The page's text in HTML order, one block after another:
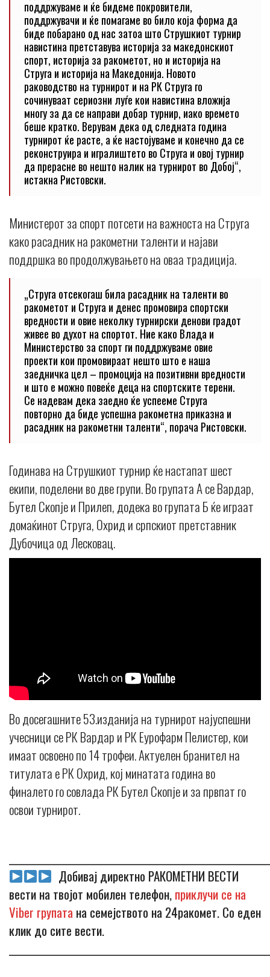
поддржуваме и ќе бидеме покровители,
поддржувачи и ќе помагаме во било која форма да
биде побарано од нас затоа што Струшкиот турнир
навистина претставува историја за македонскиот
спорт, историја за ракометот, но и историја на
Струга и историја на Македонија. Новото
раководство на турнирот и на РК Струга го
сочинуваат сериозни луѓе кои навистина вложија
многу за да се направи добар турнир, иако времето
беше кратко. Верувам дека од следната година
турнирот ќе расте, а ќе настојуваме и конечно да се
реконструира и игралиштето во Струга и овој турнир
да прерасне во нешто налик на турнирот во Добој“,
истакна Ристовски.
Министерот за спорт потсети на важноста на Струга
како расадник на ракометни таленти и најави
поддршка во продолжувањето на оваа традиција.
„Струга отсекогаш била расадник на таленти во
ракометот и Струга и денес промовира спортски
вредности и овие неколку турнирски денови градот
живее во духот на спортот. Ние како Влада и
Министерство за спорт ги поддржуваме овие
проекти кои промовираат нешто што е наша
заедничка цел – промоција на позитивни вредности
и што е можно повеќе деца на спортските терени.
Се надевам дека заедно ќе успееме Струга
повторно да биде успешна ракометна приказна и
расадник на ракометни таленти“, порача Ристовски.
Годинава на Струшкиот турнир ќе настапат шест
екипи, поделени во две групи. Во групата А се Вардар,
Бутел Скопје и Прилеп, додека во групата Б ќе играат
домаќинот Струга, Охрид и српскиот претставник
Дубочица од Лесковац.
Во досегашните 53.изданија на турнирот најуспешни
учесници се РК Вардар и РК Еурофарм Пелистер, кои
имаат освоено по 14 трофеи. Актуелен бранител на
титулата е РК Охрид, кој минатата година во
финалето го совлада РК Бутел Скопје и за првпат го
освои турнирот.
Добивај директно РАКОМЕТНИ ВЕСТИ
вести на твојот мобилен телефон,приклучи се на
Viber групата на семејството на 24ракомет. Со еден
клик до сите вести.